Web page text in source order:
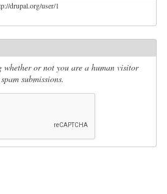
完整的網址，如： http://drupal.org/user/1
whether or not you are a human visitor
submissions.